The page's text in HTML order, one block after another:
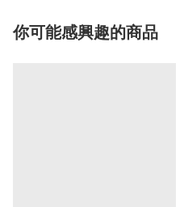
你可能感興趣的商品